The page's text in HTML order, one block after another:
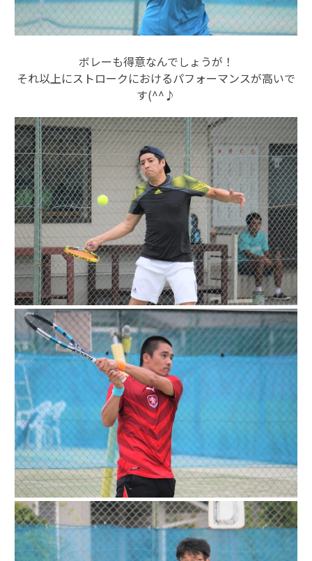
ボレーも得意なんでしょうが！
それ以上にストロークにおけるパフォーマンスが高いで
す(^^♪